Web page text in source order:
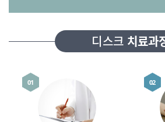
디스크 치료과
01 02